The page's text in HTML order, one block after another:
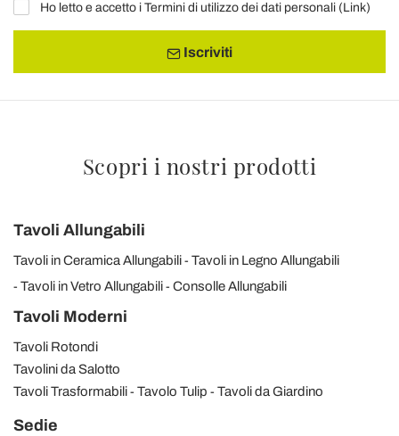
Ho letto e accetto i Termini di utilizzo dei dati personali (Link)
Iscriviti
Scopri i nostri prodotti
Tavoli Allungabili
Tavoli in Ceramica Allungabili
Tavoli in Legno Allungabili
Tavoli in Vetro Allungabili
Consolle Allungabili
Tavoli Moderni
Tavoli Rotondi
Tavolini da Salotto
Tavoli Trasformabili
Tavolo Tulip Tavoli da Giardino
Sedie